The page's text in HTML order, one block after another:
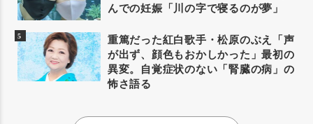
んでの妊娠「川の字で寝るのが夢」
重篤だった紅白歌手・松原のぶえ「声
が出ず、顔色もおかしかった」最初の
異変。自覚症状のない「腎臓の病」の
怖さ語る